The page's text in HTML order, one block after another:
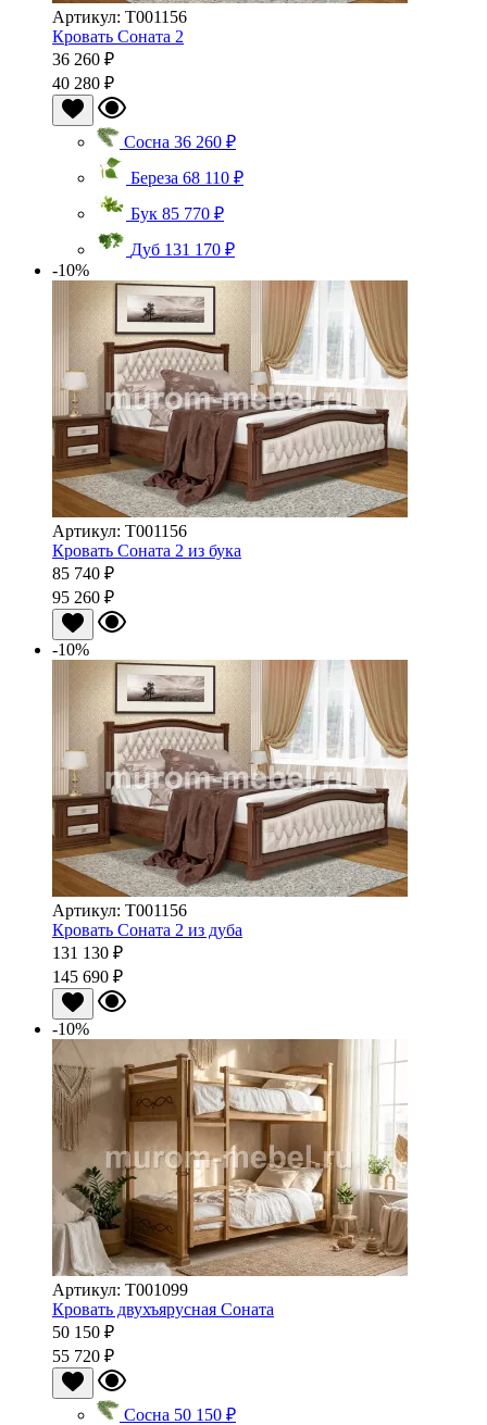
Артикул: Т001156
Кровать Соната 2
36 260 ₽
40 280 ₽
Сосна 36 260 ₽
Береза 68 110 ₽
Бук 85 770 ₽
Дуб 131 170 ₽
-10%
Артикул: Т001156
Кровать Соната 2 из бука
85 740 ₽
95 260 ₽
-10%
Артикул: Т001156
Кровать Соната 2 из дуба
131 130 ₽
145 690 ₽
-10%
Артикул: T001099
Кровать двухъярусная Соната
50 150 ₽
55 720 ₽
Сосна 50 150 ₽